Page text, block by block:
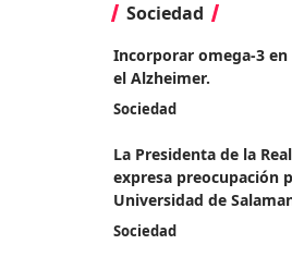
Sociedad
Incorporar omega-3
el Alzheimer.
Sociedad
La Presidenta de la
expresa preocupación
Universidad de
Sociedad